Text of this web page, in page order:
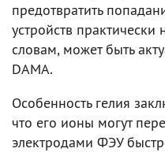
предотвратить
устройств
словам, может быть
DAMA.
Особенность гелия
что его ионы могут
электродами ФЭУ